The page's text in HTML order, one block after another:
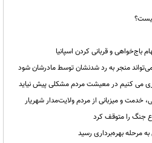
باج‌خواهی و قربانی کردن اسپانیا
منجر به رد شدنشان توسط مادرشان شود
کاری می کنیم در معیشت مردم مشکلی پیش نیاید
جنگ را متوقف کرد